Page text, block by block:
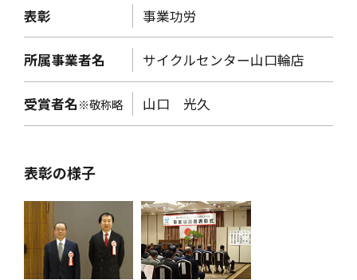
表彰 事業功労
所属事業者名 サイクルセンター山口輪店
受賞者名※敬称略 山口 光久
表彰の様子